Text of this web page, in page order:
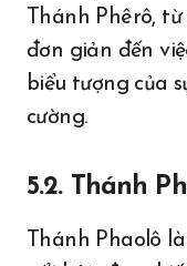
Thánh Phêrô,
đơn giản đến
biểu tượng của
cường.
5.2. Thánh
Thánh Phaolô